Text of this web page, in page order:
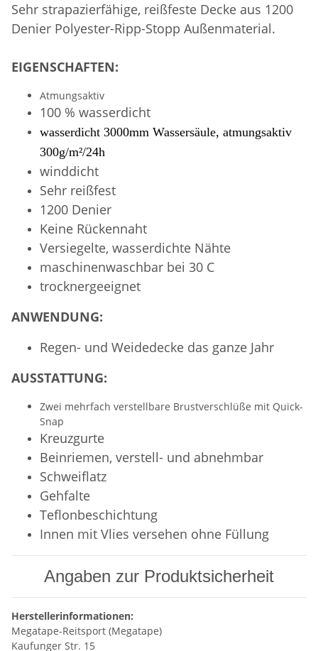
Sehr strapazierfähige, reißfeste Decke aus 1200
Denier Polyester-Ripp-Stopp Außenmaterial.
EIGENSCHAFTEN:
Atmungsaktiv
100 % wasserdicht
wasserdicht 3000mm Wassersäule, atmungsaktiv
300g/m²/24h
winddicht
Sehr reißfest
1200 Denier
Keine Rückennaht
Versiegelte, wasserdichte Nähte
maschinenwaschbar bei 30 C
trocknergeeignet
ANWENDUNG:
Regen- und Weidedecke das ganze Jahr
AUSSTATTUNG:
Zwei mehrfach verstellbare Brustverschlüße mit Quick-
Snap
Kreuzgurte
Beinriemen, verstell- und abnehmbar
Schweiflatz
Gehfalte
Teflonbeschichtung
Innen mit Vlies versehen ohne Füllung
Angaben zur Produktsicherheit
Herstellerinformationen:
Megatape-Reitsport (Megatape)
Kaufunger Str. 15